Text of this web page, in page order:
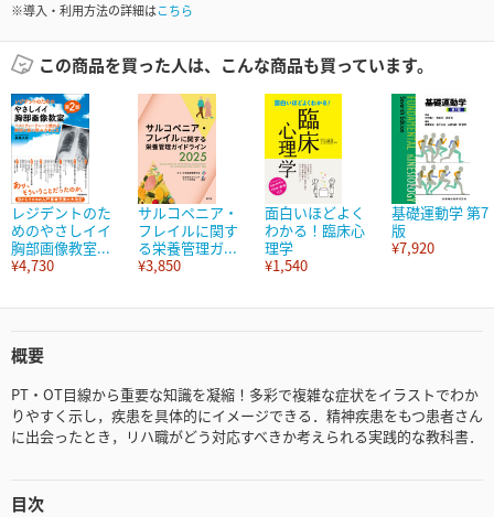
※導入・利用方法の詳細はこちら
この商品を買った人は、こんな商品も買っています。
レジデントのた
めのやさしイイ
胸部画像教室...
¥4,730
サルコペニア・
フレイルに関す
る栄養管理ガ...
¥3,850
面白いほどよく
わかる！臨床心
理学
¥1,540
基礎運動学 第7
版
¥7,920
概要
PT・OT目線から重要な知識を凝縮！多彩で複雑な症状をイラストでわか
りやすく示し，疾患を具体的にイメージできる．精神疾患をもつ患者さん
に出会ったとき，リハ職がどう対応すべきか考えられる実践的な教科書．
目次